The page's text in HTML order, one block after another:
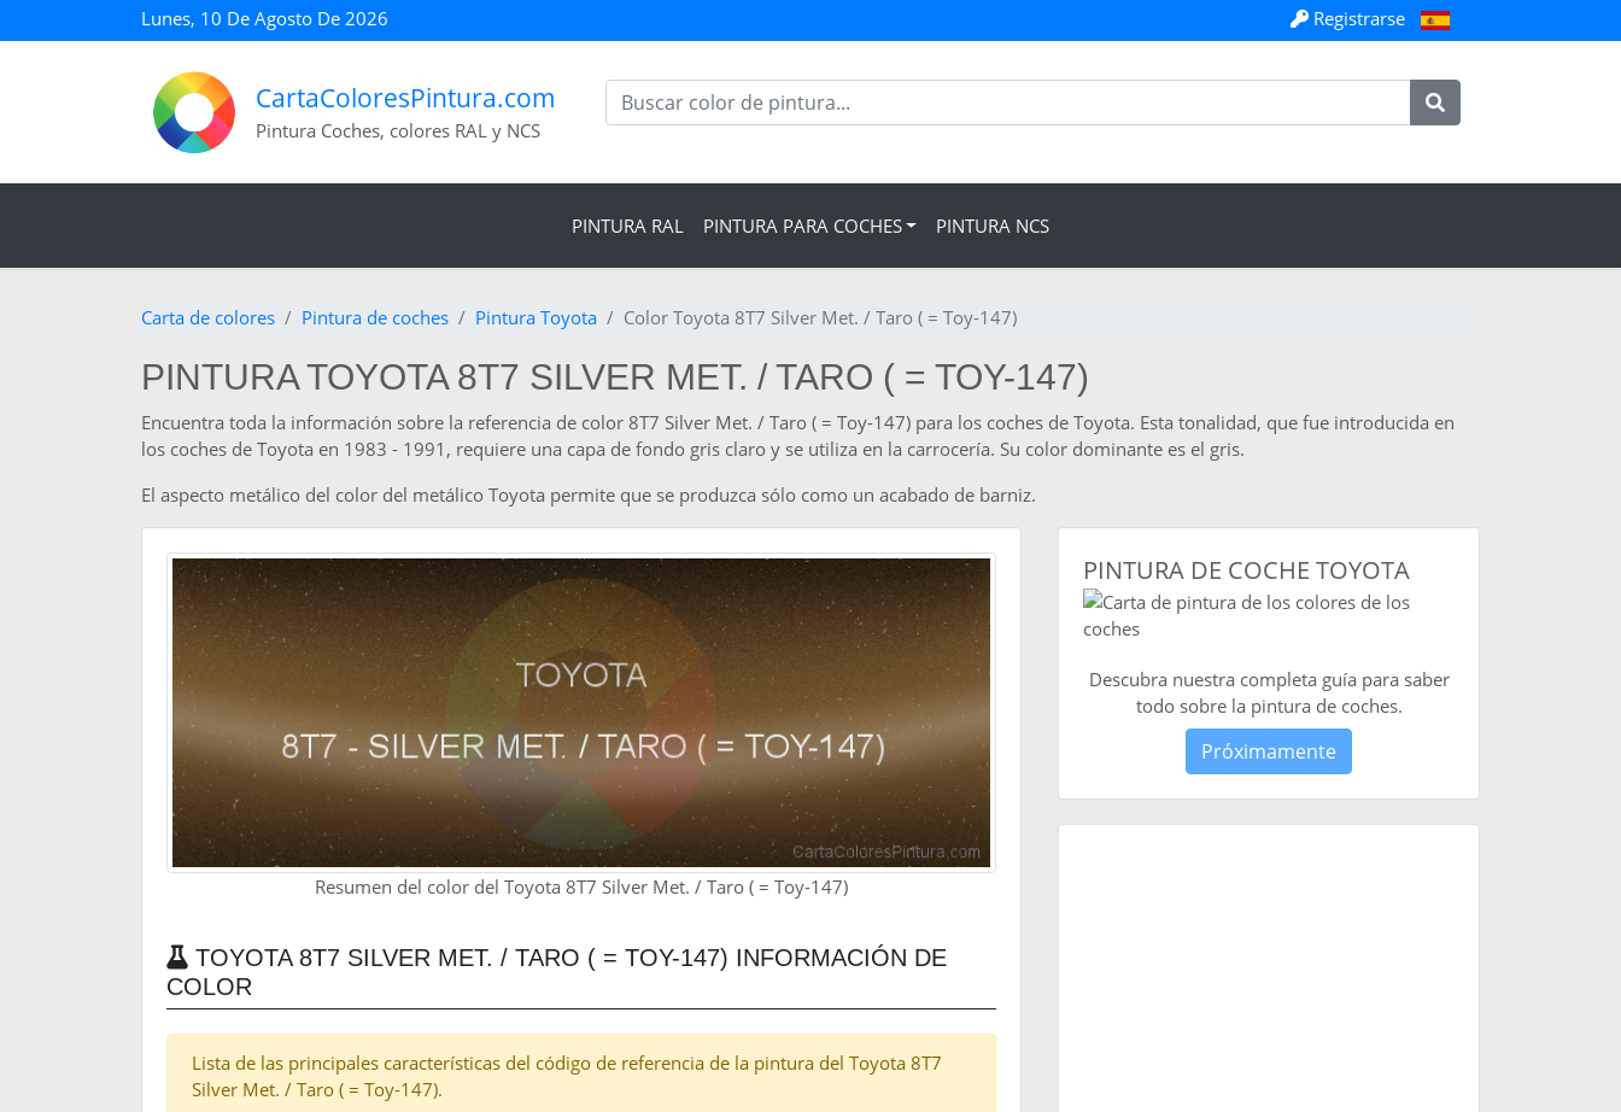
Lunes, 10 De Agosto De 2026 Registrarse
CartaColoresPintura.com
Pintura Coches, colores RAL y NCS
PINTURA RAL PINTURA PARA COCHES PINTURA NCS
Carta de colores Pintura de coches Pintura Toyota Color Toyota 8T7 Silver Met. / Taro ( = Toy-147)
PINTURA TOYOTA 8T7 SILVER MET. / TARO ( = TOY-147)
Encuentra toda la información sobre la referencia de color 8T7 Silver Met. / Taro ( = Toy-147) para los coches de Toyota. Esta tonalidad, que fue introducida en
los coches de Toyota en 1983 - 1991, requiere una capa de fondo gris claro y se utiliza en la carrocería. Su color dominante es el gris.
El aspecto metálico del color del metálico Toyota permite que se produzca sólo como un acabado de barniz.
Resumen del color del Toyota 8T7 Silver Met. / Taro ( = Toy-147)
TOYOTA 8T7 SILVER MET. / TARO ( = TOY-147) INFORMACIÓN DE
COLOR
Lista de las principales características del código de referencia de la pintura del Toyota 8T7
Silver Met. / Taro ( = Toy-147).
PINTURA DE COCHE TOYOTA
Descubra nuestra completa guía para saber
todo sobre la pintura de coches.
Próximamente